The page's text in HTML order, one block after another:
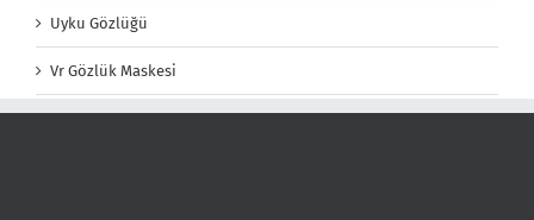
Uyku Gözlüğü
Vr Gözlük Maskesi